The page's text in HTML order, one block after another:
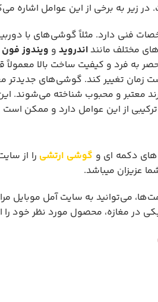
در زیر به برخی از این عوامل اشاره
دارد. مثلاً گوشی‌های با
مختلف مانند اندروید و ویندوز فون
به فرد و کیفیت ساخت بالا معمولاً
تغییر کند. گوشی‌های جدیدتر
معتبر و محبوب شناخته می‌شوند.
از این عوامل دارد و ممکن است
دکمه ای و گوشی ارتشی را از
عزیزان میباشد.
می‌توانید به سایت آمل موبایل
در مغازه، محصول مورد نظر خود را